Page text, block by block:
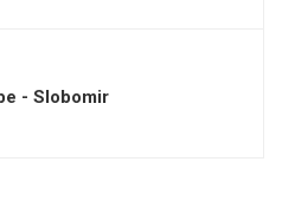
- Slobomir